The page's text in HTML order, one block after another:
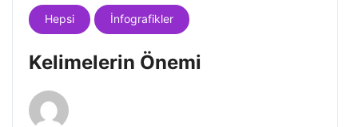
Hepsi İnfografikler
Kelimelerin Önemi